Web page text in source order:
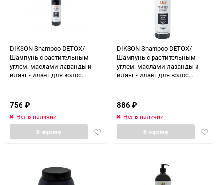
DIKSON Shampoo DETOX/
Шампунь с растительным
углем, маслами лаванды и
иланг - иланг для волос
756 ₽
Нет в наличии
Добавить
В корзину
DIKSON Shampoo DETOX/
Шампунь с растительным
углем, маслами лаванды и
иланг - иланг для волос
886 ₽
Нет в наличии
В корзину